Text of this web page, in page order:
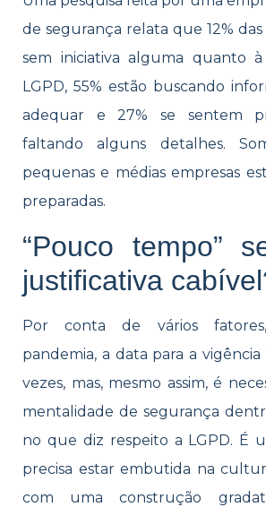
de segurança relata que 12% das
sem iniciativa alguma quanto
LGPD, 55% estão buscando
adequar e 27% se sentem
faltando alguns detalhes.
pequenas e médias empresas
preparadas.
“Pouco tempo”
justificativa
Por conta de vários
pandemia, a data para a vigência
vezes, mas, mesmo assim, é
mentalidade de segurança
no que diz respeito a LGPD. É
precisa estar embutida na
com uma construção